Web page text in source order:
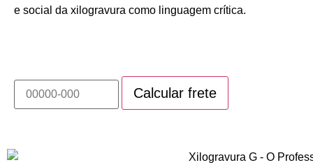
e social da xilogravura como linguagem crítica.